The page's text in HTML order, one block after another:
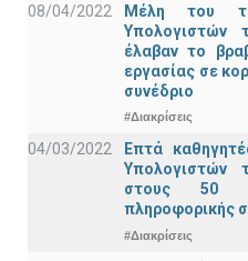
08/04/2022
Μέλη του
Υπολογιστών
έλαβαν το
εργασίας σε
συνέδριο
#Διακρίσεις
04/03/2022
Επτά
Υπολογιστών
στους 50
πληροφορικής
#Διακρίσεις